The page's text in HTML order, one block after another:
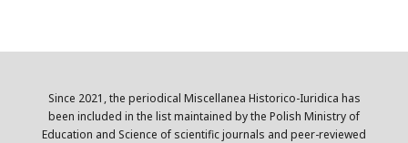
Since 2021, the periodical Miscellanea Historico-Iuridica has
been included in the list maintained by the Polish Ministry of
Education and Science of scientific journals and peer-reviewed